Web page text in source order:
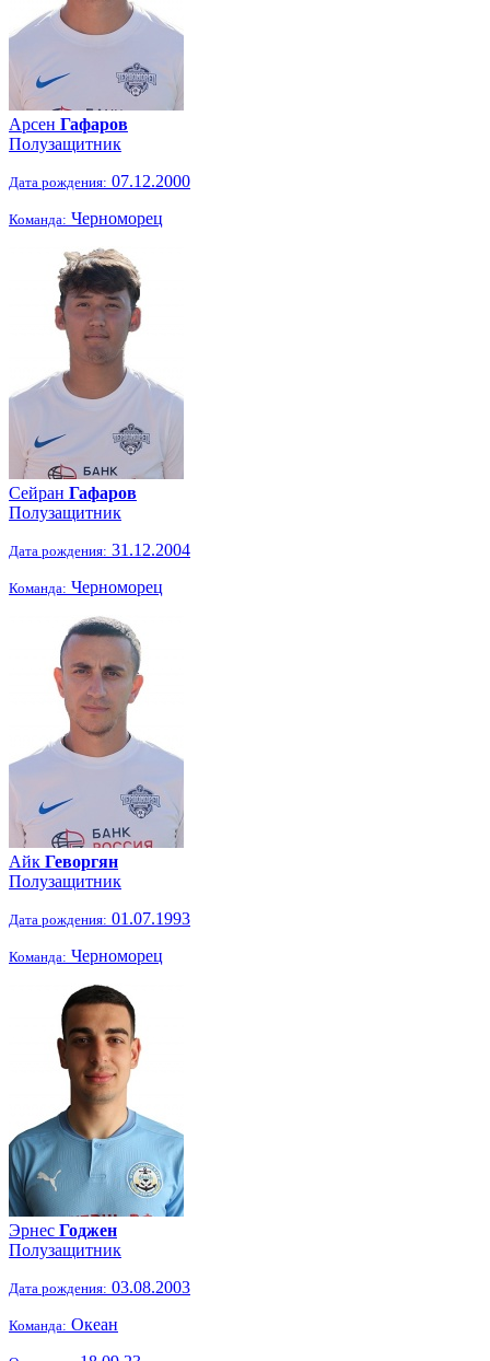
Арсен Гафаров
Полузащитник
Дата рождения: 07.12.2000
Команда: Черноморец
Сейран Гафаров
Полузащитник
Дата рождения: 31.12.2004
Команда: Черноморец
Айк Геворгян
Полузащитник
Дата рождения: 01.07.1993
Команда: Черноморец
Эрнес Годжен
Полузащитник
Дата рождения: 03.08.2003
Команда: Океан